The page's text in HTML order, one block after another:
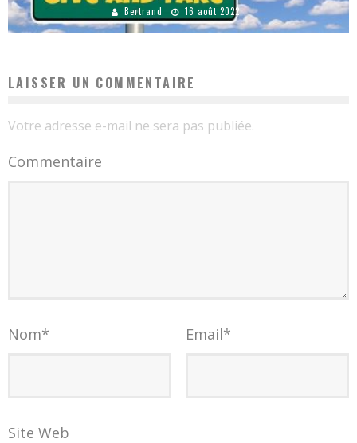
Bertrand 16 août 2022
LAISSER UN COMMENTAIRE
Votre adresse e-mail ne sera pas publiée.
Commentaire
Nom* Email*
Site Web